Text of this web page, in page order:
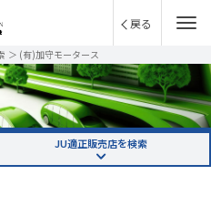
戻る
＞ (有)加守モータース
JU適正販売店を検索